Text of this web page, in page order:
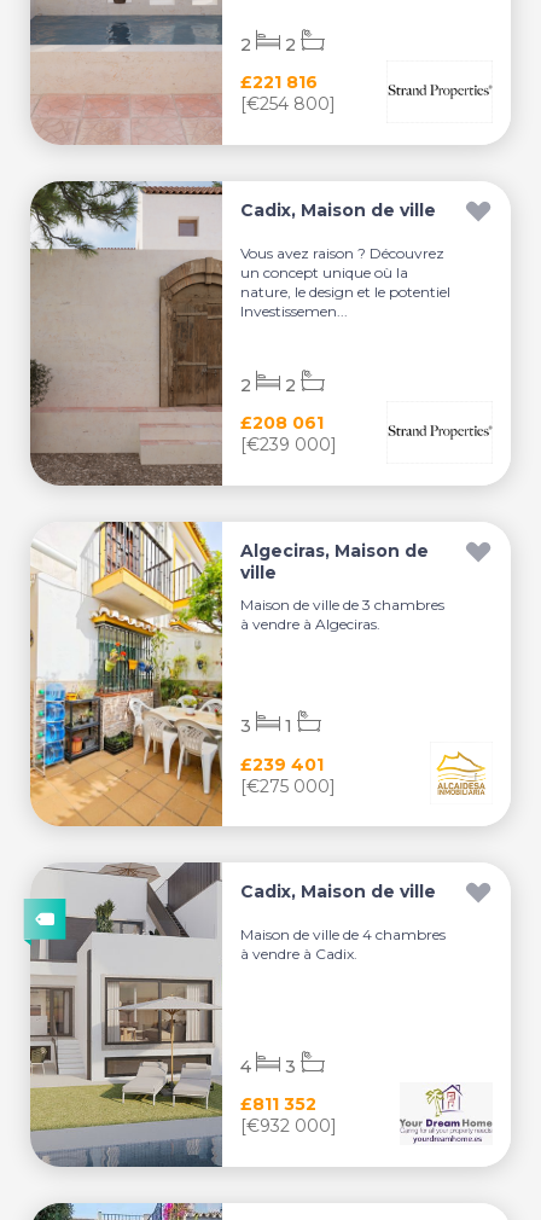
£221 816
[€254 800]
2 2
Cadix, Maison de ville
Vous avez raison ? Découvrez
un concept unique où la
nature, le design et le potentiel
Investissemen...
£208 061
[€239 000]
2 2
Algeciras, Maison de
ville
Maison de ville de 3 chambres
à vendre à Algeciras.
£239 401
[€275 000]
3 1
Cadix, Maison de ville
Maison de ville de 4 chambres
à vendre à Cadix.
£811 352
[€932 000]
4 3